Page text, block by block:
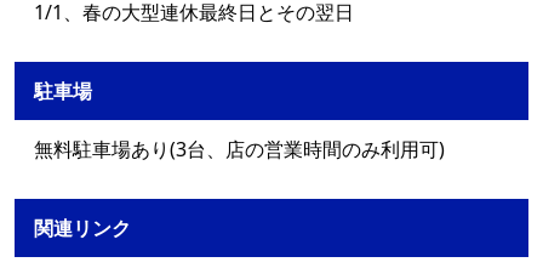
1/1、春の大型連休最終日とその翌日
駐車場
無料駐車場あり(3台、店の営業時間のみ利用可)
関連リンク